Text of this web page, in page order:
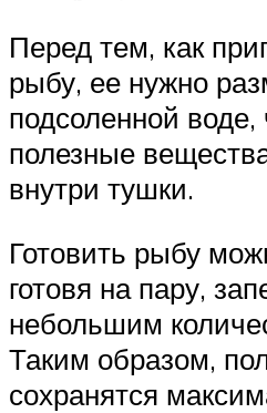
Перед тем, как
рыбу, ее нужно
подсоленной
полезные
внутри тушки.
Готовить рыбу
готовя на пару,
небольшим
Таким образом,
сохранятся